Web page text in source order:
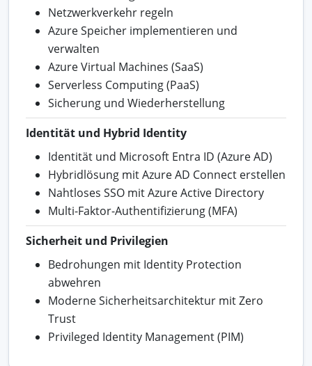
Netzwerkverkehr regeln
Azure Speicher implementieren und
verwalten
Azure Virtual Machines (SaaS)
Serverless Computing (PaaS)
Sicherung und Wiederherstellung
Identität und Hybrid Identity
Identität und Microsoft Entra ID (Azure AD)
Hybridlösung mit Azure AD Connect erstellen
Nahtloses SSO mit Azure Active Directory
Multi-Faktor-Authentifizierung (MFA)
Sicherheit und Privilegien
Bedrohungen mit Identity Protection
abwehren
Moderne Sicherheitsarchitektur mit Zero
Trust
Privileged Identity Management (PIM)